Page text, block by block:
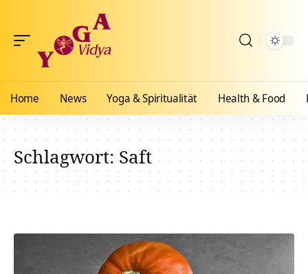
Home News Yoga & Spiritualität Health & Food
Schlagwort:Saft